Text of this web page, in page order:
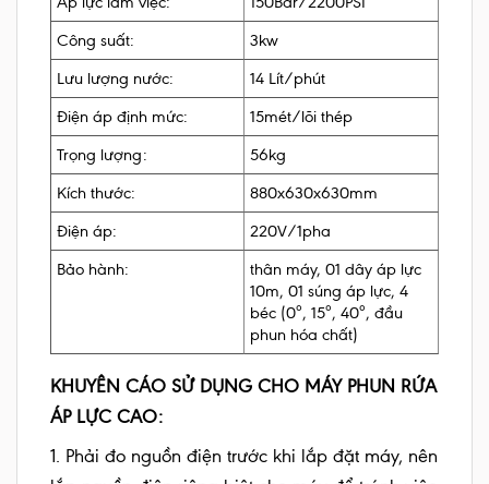
Công suất:
3kw
Lưu lượng nước:
14 Lít/phút
Điện áp định mức:
15mét/lõi thép
Trọng lượng:
56kg
Kích thước:
880x630x630mm
Điện áp:
220V/1pha
Bảo hành:
thân máy, 01 dây áp lực
10m, 01 súng áp lực, 4
béc (0º, 15º, 40º, đầu
phun hóa chất)
KHUYÊN CÁO SỬ DỤNG CHO MÁY PHUN RỨA
ÁP LỰC CAO:
1. Phải đo nguồn điện trước khi lắp đặt máy, nên